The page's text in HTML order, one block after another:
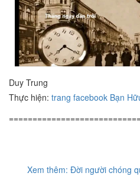
Duy Trung
Thực hiện: trang facebook Bạn
Xem thêm: Đời người chóng